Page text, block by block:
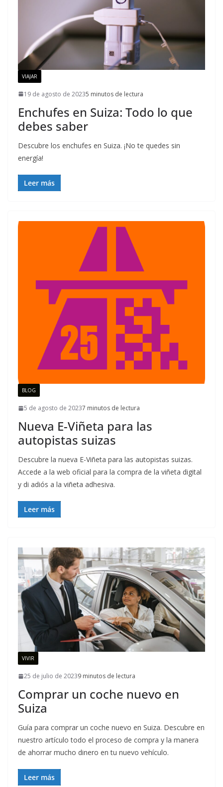
VIAJAR
19 de agosto de 20235 minutos de lectura
Enchufes en Suiza: Todo lo que
debes saber
Descubre los enchufes en Suiza. ¡No te quedes sin
energía!
Leer más
BLOG
5 de agosto de 20237 minutos de lectura
Nueva E-Viñeta para las
autopistas suizas
Descubre la nueva E-Viñeta para las autopistas suizas.
Accede a la web oficial para la compra de la viñeta digital
y di adiós a la viñeta adhesiva.
Leer más
VIVIR
25 de julio de 20239 minutos de lectura
Comprar un coche nuevo en
Suiza
Guía para comprar un coche nuevo en Suiza. Descubre en
nuestro artículo todo el proceso de compra y la manera
de ahorrar mucho dinero en tu nuevo vehículo.
Leer más